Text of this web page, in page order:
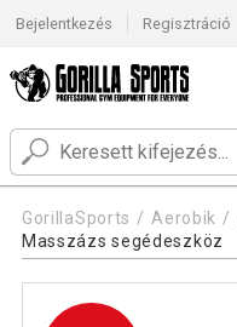
Bejelentkezés Regisztráció
GorillaSports Aerobik
Masszázs segédeszköz